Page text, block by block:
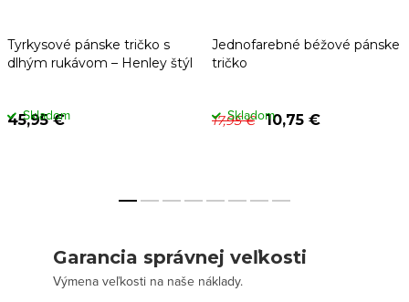
Tyrkysové pánske tričko s
dlhým rukávom – Henley štýl
45,95 €
Skladom
Jednofarebné béžové pánske
tričko
17,95 € 10,75 €
Skladom
Garancia správnej veľkosti
Výmena veľkosti na naše náklady.